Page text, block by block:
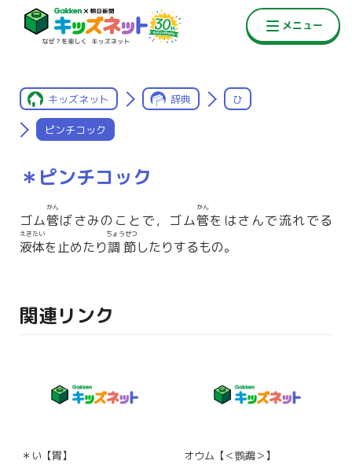
キッズネット 辞典 ひ
ピンチコック
＊ピンチコック
ゴム管
かん
ばさみのことで，ゴム管
かん
をはさんで流れでる
液体
えきたい
を止めたり調節
ちょうせつ
したりするもの。
関連リンク
＊い【胃】 オウム【＜鸚鵡＞】